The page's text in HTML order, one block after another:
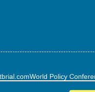
World Policy